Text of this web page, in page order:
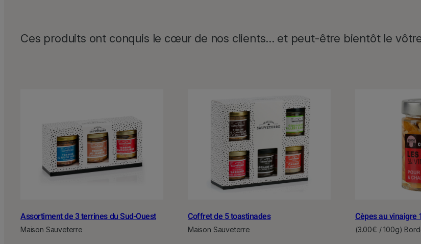
Ces produits ont conquis le cœur de nos clients… et peut-être bientôt le
Assortiment de 3 terrines du Sud-Ouest
Maison Sauveterre
Coffret de 5 toastinades
Maison Sauveterre
Cèpes au vinaigre
(3.00€ / 100g)